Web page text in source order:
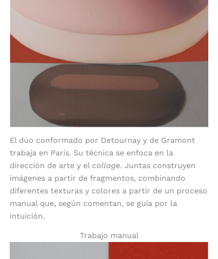
El dúo conformado por Detournay y de Gramont
trabaja en París. Su técnica se enfoca en la
dirección de arte y el collage. Juntas construyen
imágenes a partir de fragmentos, combinando
diferentes texturas y colores a partir de un proceso
manual que, según comentan, se guía por la
intuición.
Trabajo manual